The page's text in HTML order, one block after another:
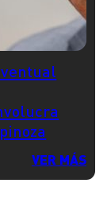
VER MÁS